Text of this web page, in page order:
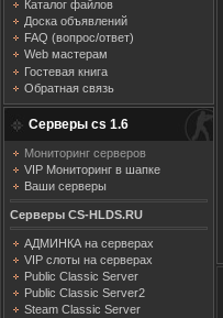
Каталог файлов
Доска объявлений
FAQ (вопрос/ответ)
Web мастерам
Гостевая книга
Обратная связь
Серверы cs 1.6
Мониторинг серверов
VIP Мониторинг в шапке
Ваши серверы
Серверы CS-HLDS.RU
АДМИНКА на серверах
VIP слоты на серверах
Public Classic Server
Public Classic Server2
Steam Classic Server